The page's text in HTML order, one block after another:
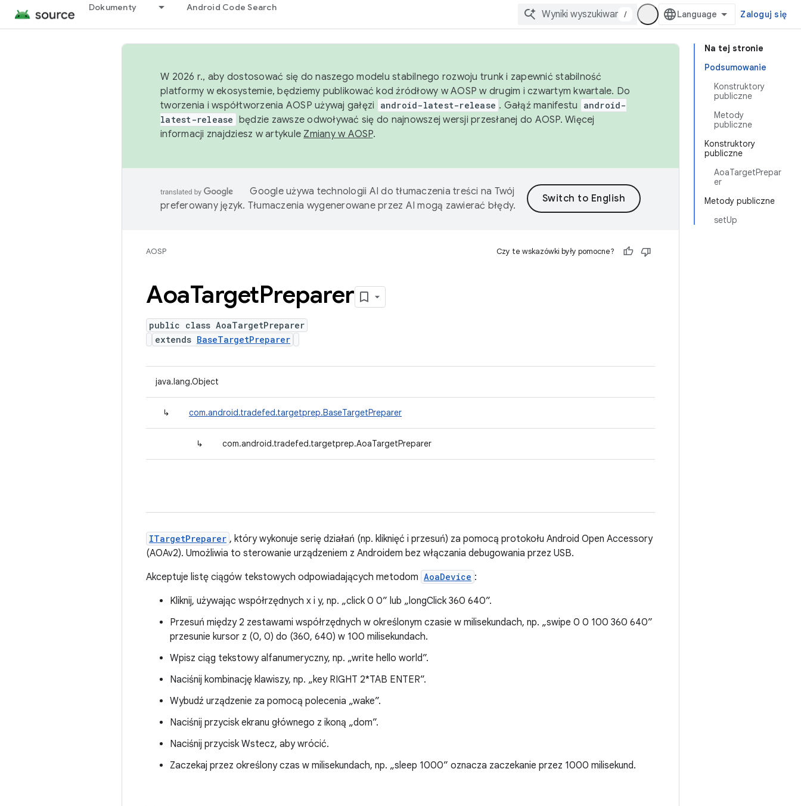
Dokumenty Android Code Search
/ Zaloguj się
Na tej stronie
Podsumowanie
Konstruktory
publiczne
Metody
publiczne
Konstruktory
publiczne
AoaTargetPrepar
er
Metody publiczne
setUp
W 2026 r., aby dostosować się do naszego modelu stabilnego rozwoju trunk i zapewnić stabilność
platformy w ekosystemie, będziemy publikować kod źródłowy w AOSP w drugim i czwartym kwartale. Do
tworzenia i współtworzenia AOSP używaj gałęzi
android-latest-release . Gałąź manifestu
android-
latest-release będzie zawsze odwoływać się do najnowszej wersji przesłanej do AOSP. Więcej
informacji znajdziesz w artykule Zmiany w AOSP.
Google używa technologii AI do tłumaczenia treści na Twój
preferowany język. Tłumaczenia wygenerowane przez AI mogą zawierać błędy.
AOSP Czy te wskazówki były pomocne?
AoaTargetPreparer
public class AoaTargetPreparer
extends BaseTargetPreparer
java.lang.Object
↳ com.android.tradefed.targetprep.BaseTargetPreparer
↳ com.android.tradefed.targetprep.AoaTargetPreparer
ITargetPreparer , który wykonuje serię działań (np. kliknięć i przesuń) za pomocą protokołu Android Open Accessory
(AOAv2). Umożliwia to sterowanie urządzeniem z Androidem bez włączania debugowania przez USB.
Akceptuje listę ciągów tekstowych odpowiadających metodom AoaDevice :
Kliknij, używając współrzędnych x i y, np. „click 0 0” lub „longClick 360 640”.
Przesuń między 2 zestawami współrzędnych w określonym czasie w milisekundach, np. „swipe 0 0 100 360 640”
przesunie kursor z (0, 0) do (360, 640) w 100 milisekundach.
Wpisz ciąg tekstowy alfanumeryczny, np. „write hello world”.
Naciśnij kombinację klawiszy, np. „key RIGHT 2*TAB ENTER”.
Wybudź urządzenie za pomocą polecenia „wake”.
Naciśnij przycisk ekranu głównego z ikoną „dom”.
Naciśnij przycisk Wstecz, aby wrócić.
Zaczekaj przez określony czas w milisekundach, np. „sleep 1000” oznacza zaczekanie przez 1000 milisekund.